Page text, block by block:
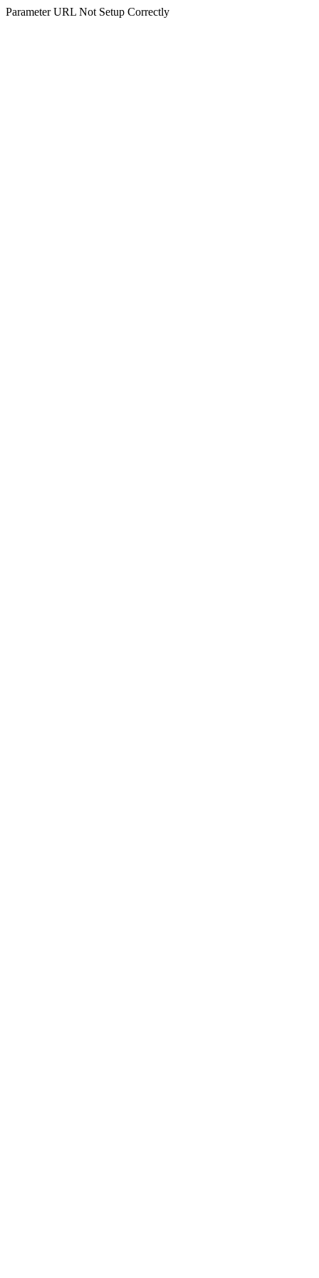
Parameter URL Not Setup Correctly